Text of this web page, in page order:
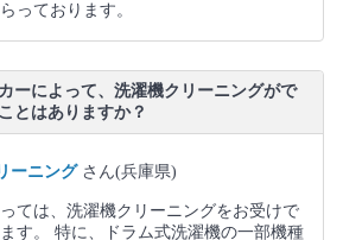
っております。
ーによって、洗濯機クリーニングがで
とはありますか？
ーニング さん(兵庫県)
ては、洗濯機クリーニングをお受けで
す。 特に、ドラム式洗濯機の一部機種